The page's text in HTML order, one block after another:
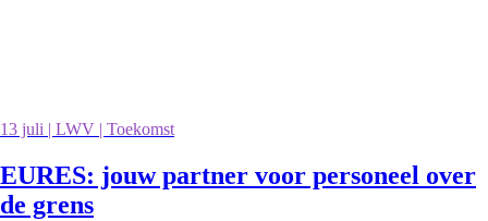
13 juli | LWV | Toekomst
EURES: jouw partner voor personeel over
de grens